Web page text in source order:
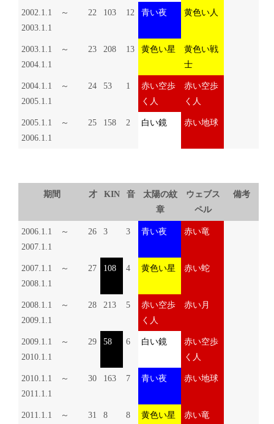
2002.1.1 ～
2003.1.1
22 103 12 青い夜 黄色い人
2003.1.1 ～
2004.1.1
23 208 13 黄色い星
黄色い戦
士
2004.1.1 ～
2005.1.1
24 53 1
赤い空歩
く人
赤い空歩
く人
2005.1.1 ～
2006.1.1
25 158 2 白い鏡 赤い地球
期間 才 KIN 音
太陽の紋
章
ウェブス
ペル
備考
2006.1.1 ～
2007.1.1
26 3 3 青い夜 赤い竜
2007.1.1 ～
2008.1.1
27 108 4 黄色い星 赤い蛇
2008.1.1 ～
2009.1.1
28 213 5
赤い空歩
く人
赤い月
2009.1.1 ～
2010.1.1
29 58 6 白い鏡
赤い空歩
く人
2010.1.1 ～
2011.1.1
30 163 7 青い夜 赤い地球
2011.1.1 ～
31 8 8 黄色い星 赤い竜